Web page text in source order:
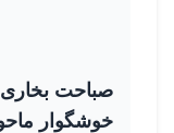
صباحت
خوشگوار